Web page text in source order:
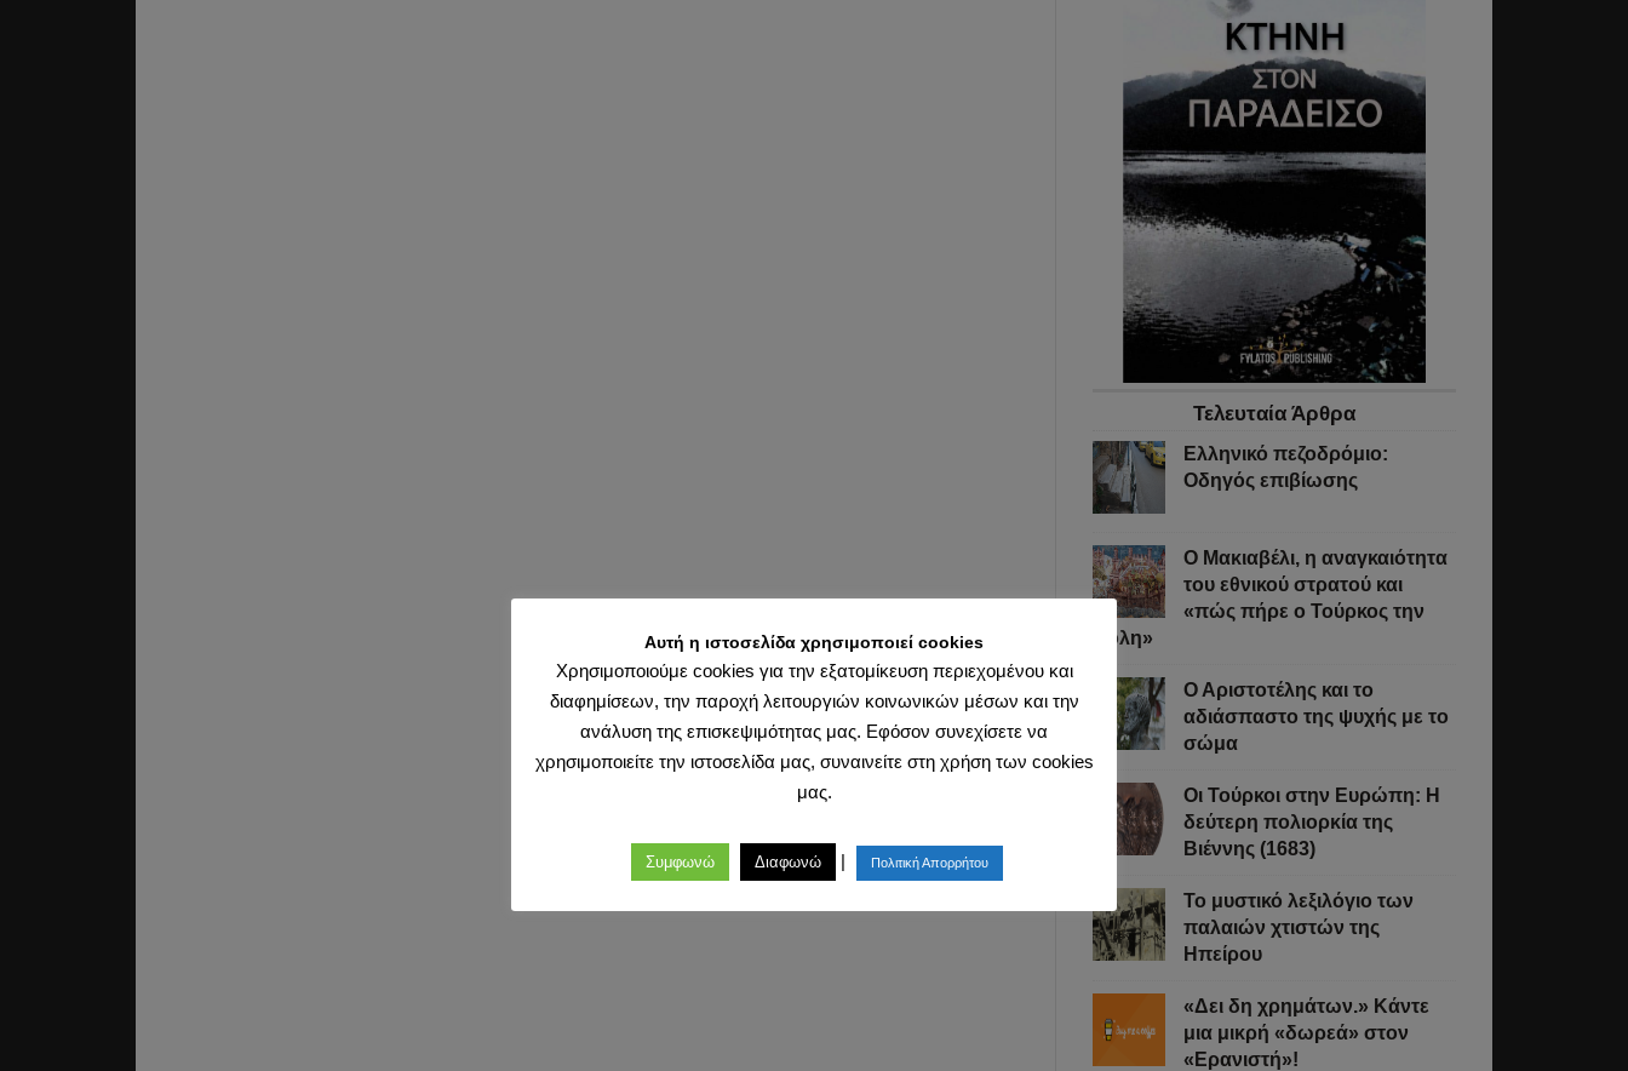
Τελευταία Άρθρα
Ελληνικό πεζοδρόμιο:
Οδηγός επιβίωσης
Ο Μακιαβέλι, η αναγκαιότητα
του εθνικού στρατού και
«πώς πήρε ο Τούρκος την
Πόλη»
Ο Αριστοτέλης και το
αδιάσπαστο της ψυχής με το
σώμα
Οι Τούρκοι στην Ευρώπη: Η
δεύτερη πολιορκία της
Βιέννης (1683)
Το μυστικό λεξιλόγιο των
παλαιών χτιστών της
Ηπείρου
«Δει δη χρημάτων.» Κάντε
μια μικρή «δωρεά» στον
«Ερανιστή»!
Αυτή η ιστοσελίδα χρησιμοποιεί cookies
Χρησιμοποιούμε cookies για την εξατομίκευση περιεχομένου και
διαφημίσεων, την παροχή λειτουργιών κοινωνικών μέσων και την
ανάλυση της επισκεψιμότητας μας. Εφόσον συνεχίσετε να
χρησιμοποιείτε την ιστοσελίδα μας, συναινείτε στη χρήση των cookies
μας.
Συμφωνώ Διαφωνώ | Πολιτική Απορρήτου